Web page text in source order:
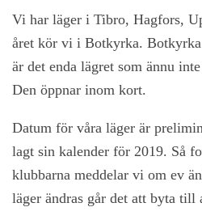
Vi har läger i Tibro, Hagfors,
året kör vi i Botkyrka.
är det enda lägret som ännu
Den öppnar inom kort.
Datum för våra läger är
lagt sin kalender för 2019. Så
klubbarna meddelar vi om ev
läger ändras går det att byta till